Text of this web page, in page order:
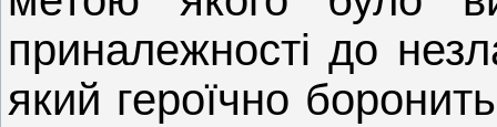
приналежності до
який героїчно